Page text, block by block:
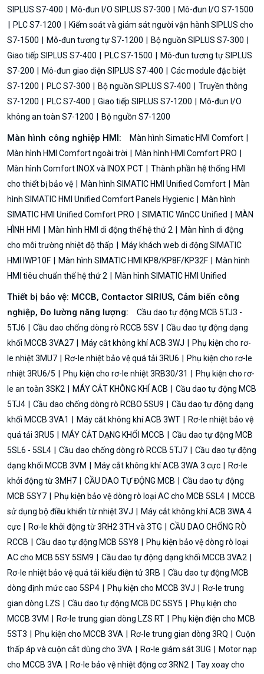
SIPLUS S7-400
Mô-đun I/O SIPLUS S7-300
Mô-đun I/O S7-1500
PLC S7-1200
Kiểm soát và giám sát người vận hành SIPLUS cho
S7-1500
Mô-đun tương tự S7-1200
Bộ nguồn SIPLUS S7-300
Giao tiếp SIPLUS S7-400
PLC S7-1500
Mô-đun tương tự SIPLUS
S7-200
Mô-đun giao diện SIPLUS S7-400
Các module đặc biệt
S7-1200
PLC S7-300 Bộ nguồn SIPLUS S7-400
Truyền thông
S7-1200
PLC S7-400 Giao tiếp SIPLUS S7-1200
Mô-đun I/O
không an toàn S7-1200
Bộ nguồn S7-1200
Màn hình công nghiệp HMI:
Màn hình Simatic HMI Comfort
Màn hình HMI Comfort ngoài trời
Màn hình HMI Comfort PRO
Màn hình Comfort INOX và INOX PCT
Thành phần hệ thống HMI
cho thiết bị bảo vệ
Màn hình SIMATIC HMI Unified Comfort
Màn
hình SIMATIC HMI Unified Comfort Panels Hygienic
Màn hình
SIMATIC HMI Unified Comfort PRO
SIMATIC WinCC Unified
MÀN
HÌNH HMI
Màn hình HMI di động thế hệ thứ 2
Màn hình di động
cho môi trường nhiệt độ thấp
Máy khách web di động SIMATIC
HMI IWP10F
Màn hình SIMATIC HMI KP8/KP8F/KP32F
Màn hình
HMI tiêu chuẩn thế hệ thứ 2
Màn hình SIMATIC HMI Unified
Thiết bị bảo vệ: MCCB, Contactor SIRIUS, Cảm biến công
nghiệp, Đo lường năng lượng:
Cầu dao tự động MCB 5TJ3 -
5TJ6
Cầu dao chống dòng rò RCCB 5SV
Cầu dao tự động dạng
khối MCCB 3VA27
Máy cắt không khí ACB 3WJ
Phụ kiện cho rơ-
le nhiệt 3MU7
Rơ-le nhiệt bảo vệ quá tải 3RU6
Phụ kiện cho rơ-le
nhiệt 3RU6/5
Phụ kiện cho rơ-le nhiệt 3RB30/31
Phụ kiện cho rơ-
le an toàn 3SK2
MÁY CẮT KHÔNG KHÍ ACB
Cầu dao tự động MCB
5TJ4
Cầu dao chống dòng rò RCBO 5SU9
Cầu dao tự động dạng
khối MCCB 3VA1
Máy cắt không khí ACB 3WT
Rơ-le nhiệt bảo vệ
quá tải 3RU5
MÁY CẮT DẠNG KHỐI MCCB
Cầu dao tự động MCB
5SL6 - 5SL4
Cầu dao chống dòng rò RCCB 5TJ7
Cầu dao tự động
dạng khối MCCB 3VM
Máy cắt không khí ACB 3WA 3 cực
Rơ-le
khởi động từ 3MH7
CẦU DAO TỰ ĐỘNG MCB
Cầu dao tự động
MCB 5SY7
Phụ kiện bảo vệ dòng rò loại AC cho MCB 5SL4
MCCB
sử dụng bộ điều khiển từ nhiệt 3VJ
Máy cắt không khí ACB 3WA 4
cực
Rơ-le khởi động từ 3RH2 3TH và 3TG
CẦU DAO CHỐNG RÒ
RCCB
Cầu dao tự động MCB 5SY8
Phụ kiện bảo vệ dòng rò loại
AC cho MCB 5SY 5SM9
Cầu dao tự động dạng khối MCCB 3VA2
Rơ-le nhiệt bảo vệ quá tải kiểu điện tử 3RB
Cầu dao tự động MCB
dòng định mức cao 5SP4
Phụ kiện cho MCCB 3VJ
Rơ-le trung
gian dòng LZS
Cầu dao tự động MCB DC 5SY5
Phụ kiện cho
MCCB 3VM
Rơ-le trung gian dòng LZS RT
Phụ kiện điện cho MCB
5ST3
Phụ kiện cho MCCB 3VA Rơ-le trung gian dòng 3RQ
Cuộn
thấp áp và cuộn cắt dùng cho 3VA
Rơ-le giám sát 3UG
Motor nạp
cho MCCB 3VA
Rơ-le bảo vệ nhiệt động cơ 3RN2
Tay xoay cho